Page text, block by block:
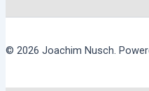
© 2026 Joachim Nusch.